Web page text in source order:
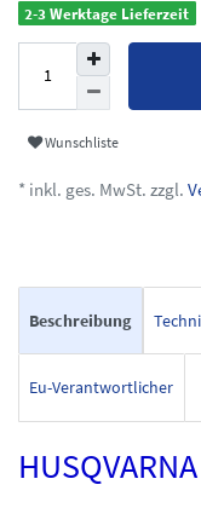
2-3 Werktage Lieferzeit
Wunschliste
* inkl. ges. MwSt. zzgl.
Beschreibung
Eu-Verantwortlicher
HUSQVARNA